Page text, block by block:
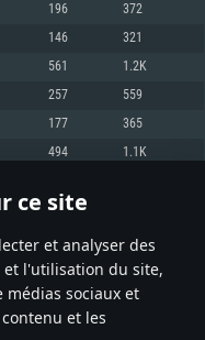
ce site
et analyser des
l'utilisation du site,
sociaux et
et les
ne sont pas supportés)
support de Metal
drivers (moins de 6 mois) /
196 372
146 321
561 1.2K
257 559
177 365
494 1.1K
300